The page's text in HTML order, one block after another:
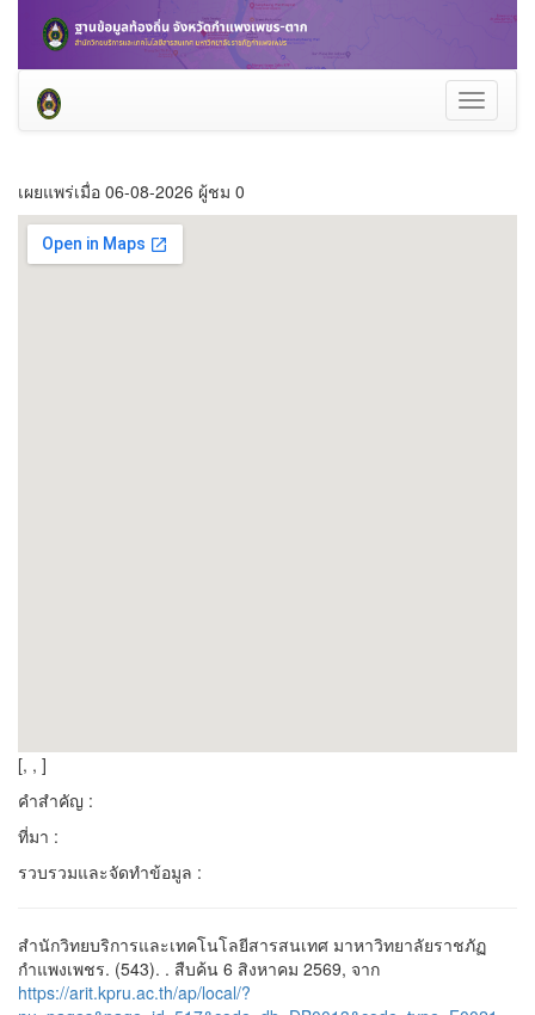
Toggle
เผยแพร่เมื่อ 06-08-2026 ผู้ชม 0
[, , ]
คำสำคัญ :
ที่มา :
รวบรวมและจัดทำข้อมูล :
สำนักวิทยบริการและเทคโนโลยีสารสนเทศ มาหาวิทยาลัยราชภัฏ
กำแพงเพชร. (543). . สืบค้น 6 สิงหาคม 2569, จาก
https://arit.kpru.ac.th/ap/local/?